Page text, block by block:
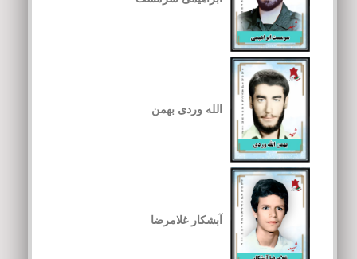
الله وردی بهمن
آبشکار غلامرضا